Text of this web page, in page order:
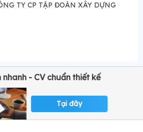
TY CP TẬP ĐOÀN XÂY DỰNG
nhanh - CV chuẩn thiết kế
Tại đây